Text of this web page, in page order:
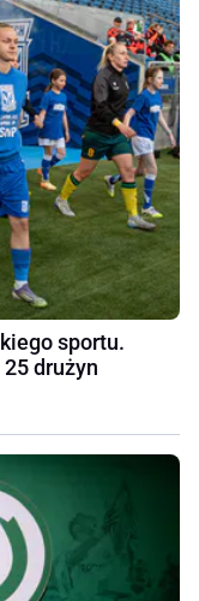
sportu.
drużyn